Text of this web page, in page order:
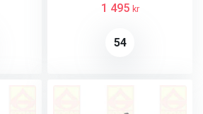
1 495 kr
54